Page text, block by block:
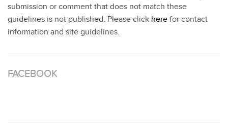
submission or comment that does not match these
guidelines is not published. Please click here for contact
information and site guidelines.
FACEBOOK